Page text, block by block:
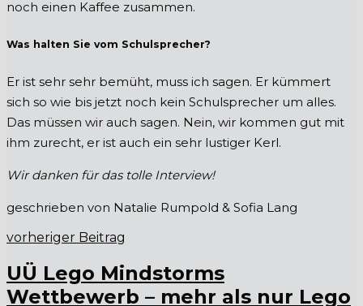
noch einen Kaffee zusammen.
Was halten Sie vom Schulsprecher?
Er ist sehr sehr bemüht, muss ich sagen. Er kümmert
sich so wie bis jetzt noch kein Schulsprecher um alles.
Das müssen wir auch sagen. Nein, wir kommen gut mit
ihm zurecht, er ist auch ein sehr lustiger Kerl.
Wir danken für das tolle Interview!
geschrieben von Natalie Rumpold & Sofia Lang
vorheriger Beitrag
UÜ Lego Mindstorms
Wettbewerb – mehr als nur Lego